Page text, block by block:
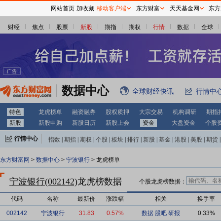
财经 焦点 股票 新股 期指 期权 行情 数据 全球
数据中心 全球财经快讯 行情中
特色 龙虎榜单 融资融券 股权质押 大宗交易 机构调研
期指
新股
新股申购 新股日历 新股上会 资金 大盘资金 个股
行情中心 指数 期指 期权 个股 板块 排行 新股 基金 港股 美股 期货
东方财富网 > 数据中心 > 宁波银行 > 龙虎榜单
宁波银行(002142)龙虎榜数据 个股龙虎榜数据：
代码 名称 最新价 涨跌幅 相关 换手率
002142 宁波银行 31.83 0.57% 数据 股吧 研报 0.33%
网站首页 加收藏 移动客户端 东方财富 天天基金网 东